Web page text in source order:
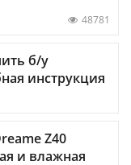
48781
б/у
инструкция
Z40
и влажная